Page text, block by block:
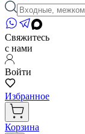
Свяжитесь
с нами
Войти
Избранное
Корзина